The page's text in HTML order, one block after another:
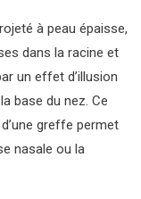
à peau épaisse,
dans la racine et
un effet d’illusion
base du nez. Ce
greffe permet
nasale ou la